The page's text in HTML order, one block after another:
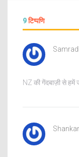
9टिप्पणि
NZ की गेंदबाज़ी से हमें